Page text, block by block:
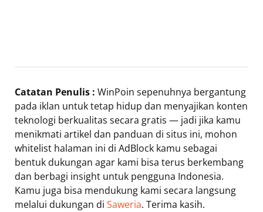
Catatan Penulis : WinPoin sepenuhnya bergantung
pada iklan untuk tetap hidup dan menyajikan konten
teknologi berkualitas secara gratis — jadi jika kamu
menikmati artikel dan panduan di situs ini, mohon
whitelist halaman ini di AdBlock kamu sebagai
bentuk dukungan agar kami bisa terus berkembang
dan berbagi insight untuk pengguna Indonesia.
Kamu juga bisa mendukung kami secara langsung
melalui dukungan di Saweria. Terima kasih.